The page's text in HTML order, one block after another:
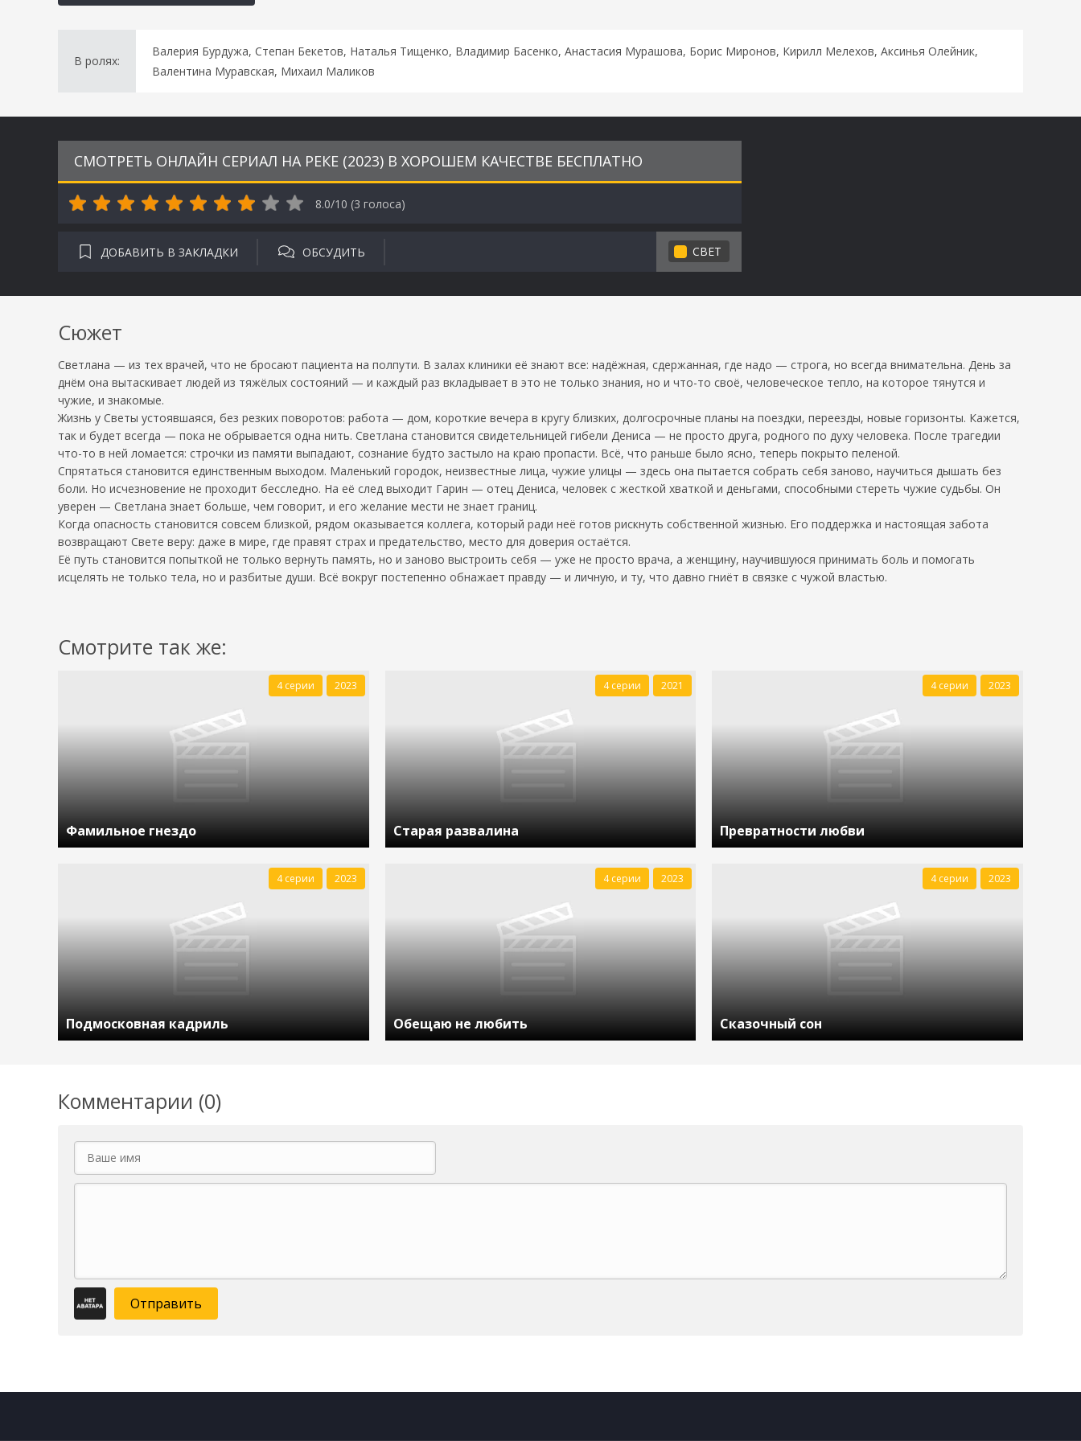
В ролях:
Валерия Бурдужа, Степан Бекетов, Наталья Тищенко, Владимир Басенко, Анастасия Мурашова, Борис Миронов, Кирилл Мелехов, Аксинья Олейник,
Валентина Муравская, Михаил Маликов
СМОТРЕТЬ ОНЛАЙН СЕРИАЛ НА РЕКЕ (2023) В ХОРОШЕМ КАЧЕСТВЕ БЕСПЛАТНО
8.0/10 (3 голоса)
ДОБАВИТЬ В ЗАКЛАДКИ ОБСУДИТЬ СВЕТ
Сюжет
Светлана — из тех врачей, что не бросают пациента на полпути. В залах клиники её знают все: надёжная, сдержанная, где надо — строга, но всегда внимательна. День за
днём она вытаскивает людей из тяжёлых состояний — и каждый раз вкладывает в это не только знания, но и что-то своё, человеческое тепло, на которое тянутся и
чужие, и знакомые.
Жизнь у Светы устоявшаяся, без резких поворотов: работа — дом, короткие вечера в кругу близких, долгосрочные планы на поездки, переезды, новые горизонты. Кажется,
так и будет всегда — пока не обрывается одна нить. Светлана становится свидетельницей гибели Дениса — не просто друга, родного по духу человека. После трагедии
что-то в ней ломается: строчки из памяти выпадают, сознание будто застыло на краю пропасти. Всё, что раньше было ясно, теперь покрыто пеленой.
Спрятаться становится единственным выходом. Маленький городок, неизвестные лица, чужие улицы — здесь она пытается собрать себя заново, научиться дышать без
боли. Но исчезновение не проходит бесследно. На её след выходит Гарин — отец Дениса, человек с жесткой хваткой и деньгами, способными стереть чужие судьбы. Он
уверен — Светлана знает больше, чем говорит, и его желание мести не знает границ.
Когда опасность становится совсем близкой, рядом оказывается коллега, который ради неё готов рискнуть собственной жизнью. Его поддержка и настоящая забота
возвращают Свете веру: даже в мире, где правят страх и предательство, место для доверия остаётся.
Её путь становится попыткой не только вернуть память, но и заново выстроить себя — уже не просто врача, а женщину, научившуюся принимать боль и помогать
исцелять не только тела, но и разбитые души. Всё вокруг постепенно обнажает правду — и личную, и ту, что давно гниёт в связке с чужой властью.
Смотрите так же:
Фамильное гнездо
4 серии 2023
Старая развалина
4 серии 2021
Превратности любви
4 серии 2023
Подмосковная кадриль
4 серии 2023
Обещаю не любить
4 серии 2023
Сказочный сон
4 серии 2023
Комментарии (0)
Отправить